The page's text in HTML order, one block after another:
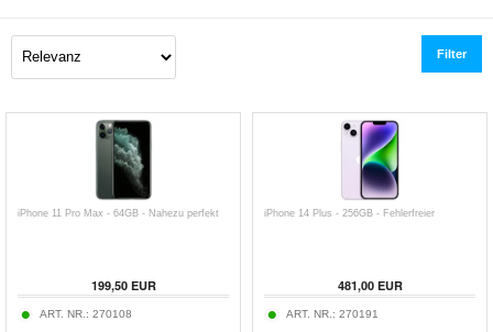
Filter
iPhone 11 Pro Max - 64GB - Nahezu perfekt
199,50EUR
ART. NR.: 270108
iPhone 14 Plus - 256GB - Fehlerfreier
481,00EUR
ART. NR.: 270191